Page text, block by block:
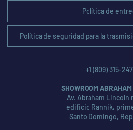
Política de
Política de seguridad para la
+1 (809) 315-
SHOWROOM
Av. Abraham Lincoln
edificio Rannik,
Santo Domingo,